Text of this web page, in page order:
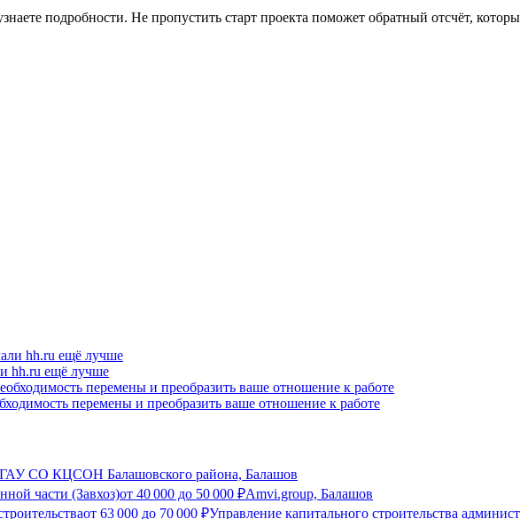
подробности. Не пропустить старт проекта поможет обратный отсчёт,
hh.ru ещё лучше
перемены и преобразить ваше отношение к работе
ГАУ СО КЦСОН Балашовского района, Балашов
части (Завхоз)от 40 000 до 50 000 ₽Amvi.group, Балашов
от 63 000 до 70 000 ₽Управление капитального строительства